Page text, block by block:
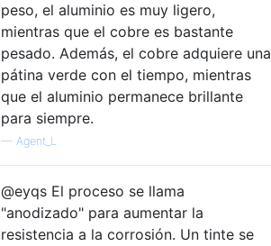
peso, el aluminio es muy ligero,
mientras que el cobre es bastante
pesado. Además, el cobre adquiere una
pátina verde con el tiempo, mientras
que el aluminio permanece brillante
para siempre.
— Agent_L
@eyqs El proceso se llama
"anodizado" para aumentar la
resistencia a la corrosión. Un tinte se